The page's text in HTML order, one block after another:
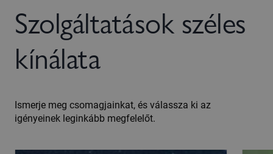
Szolgáltatások széles
kínálata
Ismerje meg csomagjainkat, és válassza ki az
igényeinek leginkább megfelelőt.